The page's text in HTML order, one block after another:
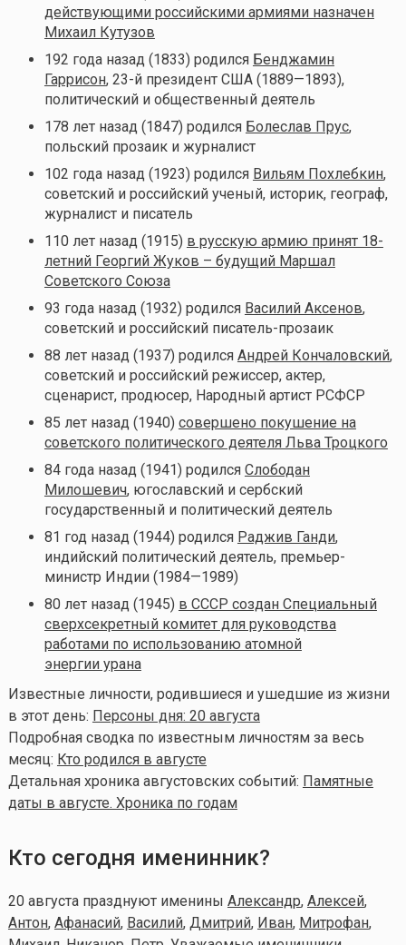
действующими российскими армиями назначен
Михаил Кутузов
192 года назад (1833) родился Бенджамин
Гаррисон, 23-й президент США (1889—1893),
политический и общественный деятель
178 лет назад (1847) родился Болеслав Прус,
польский прозаик и журналист
102 года назад (1923) родился Вильям Похлебкин,
советский и российский ученый, историк, географ,
журналист и писатель
110 лет назад (1915) в русскую армию принят 18-
летний Георгий Жуков – будущий Маршал
Советского Союза
93 года назад (1932) родился Василий Аксенов,
советский и российский писатель-прозаик
88 лет назад (1937) родился Андрей Кончаловский,
советский и российский режиссер, актер,
сценарист, продюсер, Народный артист РСФСР
85 лет назад (1940) совершено покушение на
советского политического деятеля Льва Троцкого
84 года назад (1941) родился Слободан
Милошевич, югославский и сербский
государственный и политический деятель
81 год назад (1944) родился Раджив Ганди,
индийский политический деятель, премьер-
министр Индии (1984—1989)
80 лет назад (1945) в СССР создан Специальный
сверхсекретный комитет для руководства
работами по использованию атомной
энергии урана
Известные личности, родившиеся и ушедшие из жизни
в этот день: Персоны дня: 20 августа
Подробная сводка по известным личностям за весь
месяц: Кто родился в августе
Детальная хроника августовских событий: Памятные
даты в августе. Хроника по годам
Кто сегодня именинник?
20 августа празднуют именины Александр, Алексей,
Антон, Афанасий, Василий, Дмитрий, Иван, Митрофан,